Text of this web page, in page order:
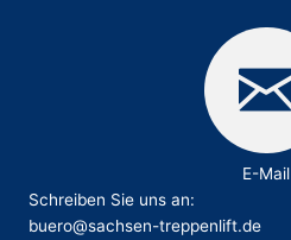
E-Mail
Schreiben Sie uns an:
buero@sachsen-treppenlift.de